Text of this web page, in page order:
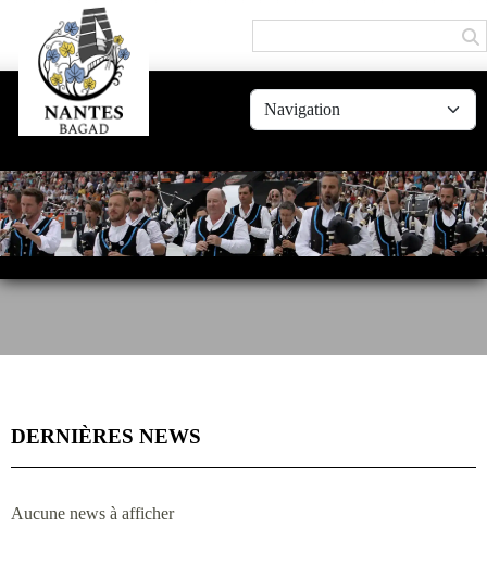
DERNIÈRES NEWS
Aucune news à afficher
Panneau de gestion des cookies